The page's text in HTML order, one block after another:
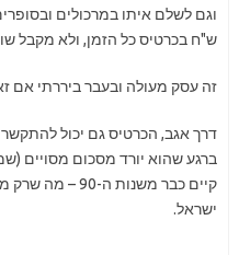
ש"ח בכרטיס כל הזמן, ולא מקבל
זה עסק מעולה ובעבר ביררתי אם
דרך אגב, הכרטיס גם יכול
ברגע שהוא יורד מסכום מסויים
קיים כבר משנות
ישראל.